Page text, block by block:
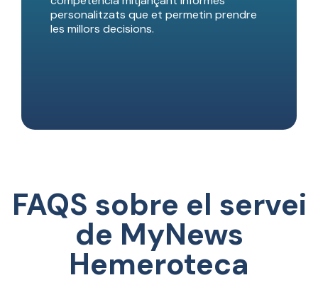
personalitzats que et permetin prendre
les millors decisions.
FAQS sobre el servei
de MyNews
Hemeroteca